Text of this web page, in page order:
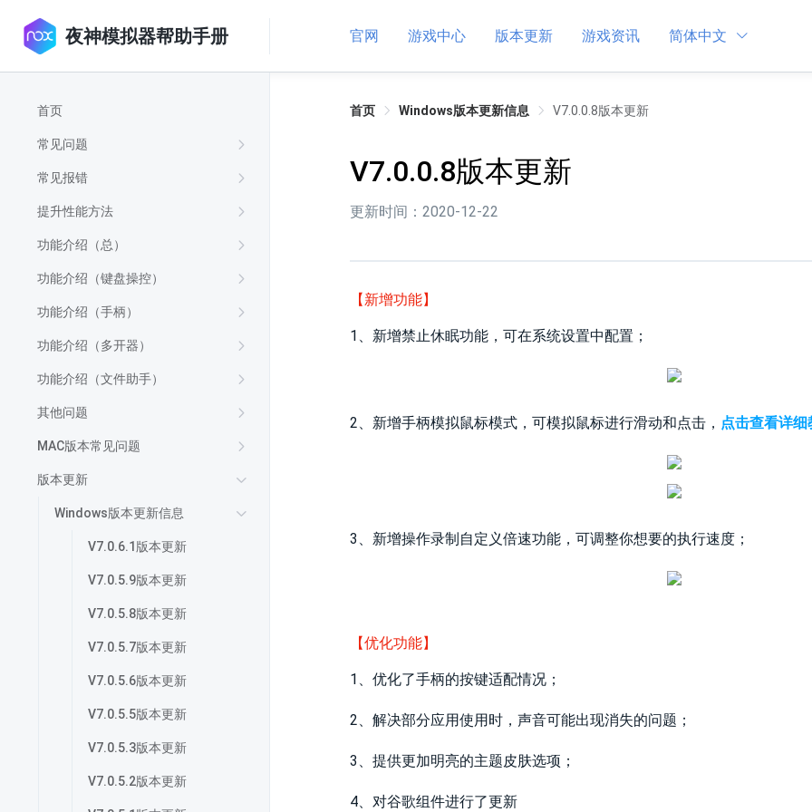
夜神模拟器帮助手册 官网 游戏中心 版本更新 游戏资讯 简体中文
首页
常见问题
常见报错
提升性能方法
功能介绍（总）
功能介绍（键盘操控）
功能介绍（手柄）
功能介绍（多开器）
功能介绍（文件助手）
其他问题
MAC版本常见问题
版本更新
Windows版本更新信息
V7.0.6.1版本更新
V7.0.5.9版本更新
V7.0.5.8版本更新
V7.0.5.7版本更新
V7.0.5.6版本更新
V7.0.5.5版本更新
V7.0.5.3版本更新
V7.0.5.2版本更新
首页 Windows版本更新信息 V7.0.0.8版本更新
V7.0.0.8版本更新
更新时间：2020-12-22
【新增功能】
1、新增禁止休眠功能，可在系统设置中配置；
2、新增手柄模拟鼠标模式，可模拟鼠标进行滑动和点击， 点击查看详细
3、新增操作录制自定义倍速功能，可调整你想要的执行速度；
【优化功能】
1、优化了手柄的按键适配情况；
2、解决部分应用使用时，声音可能出现消失的问题；
3、提供更加明亮的主题皮肤选项；
4、对谷歌组件进行了更新